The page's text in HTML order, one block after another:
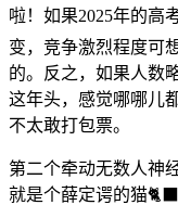
啦！如果2025年的高
变，竞争激烈程度可
的。反之，如果人数
这年头，感觉哪哪儿
不太敢打包票。
第二个牵动无数人神
就是个薛定谔的猫